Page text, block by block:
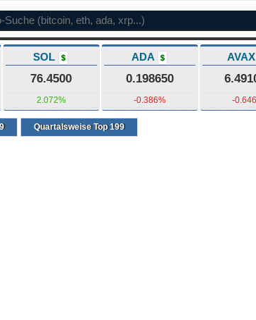
SOL $
76.4500
2.072%
ADA $
0.198650
-0.386%
AVAX
-
Quartalsweise Top 199